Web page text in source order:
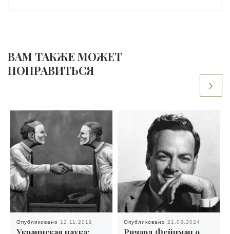
ВАМ ТАКЖЕ МОЖЕТ
ПОНРАВИТЬСЯ
Опубликовано 12.11.2019
Украинская наука:
Опубликовано 21.03.2024
Ричард Фейнман о